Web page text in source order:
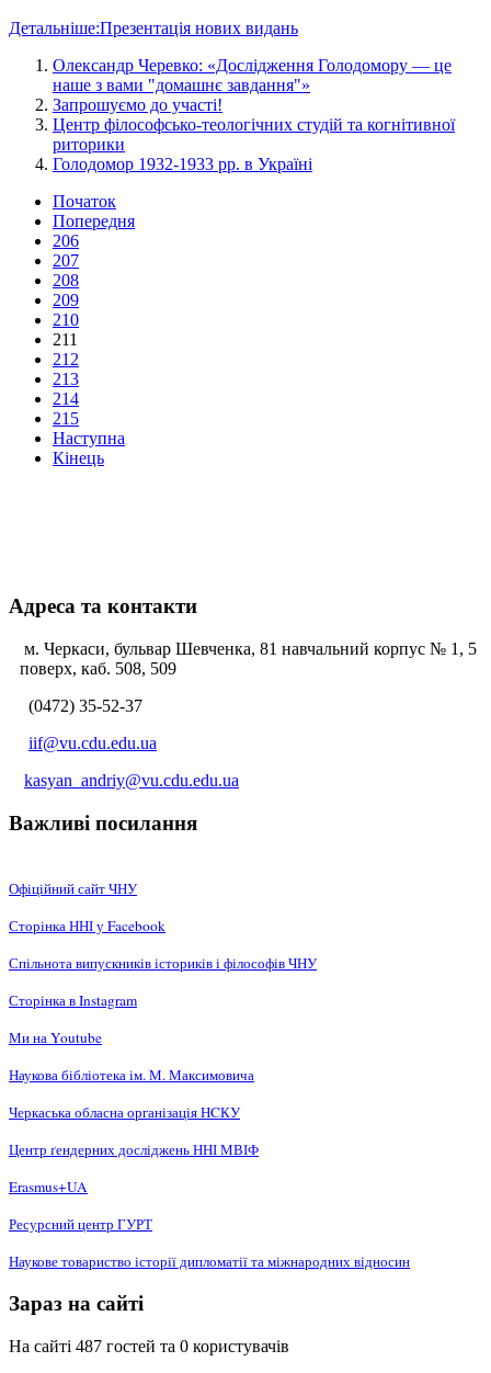
Детальніше:Презентація нових видань
Олександр Черевко: «Дослідження Голодомору — це
наше з вами "домашнє завдання"»
Запрошуємо до участі!
Центр філософсько-теологічних студій та когнітивної
риторики
Голодомор 1932-1933 рр. в Україні
Початок
Попередня
206
207
208
209
210
211
212
213
214
215
Наступна
Кінець
Адреса та контакти
м. Черкаси, бульвар Шевченка, 81 навчальний корпус № 1, 5
поверх, каб. 508, 509
(0472) 35-52-37
iif@vu.cdu.edu.ua
kasyan_andriy@vu.cdu.edu.ua
Важливі посилання
Офіційний сайт ЧНУ
Сторінка ННІ у Facebook
Спільнота випускників істориків і філософів ЧНУ
Сторінка в Instagram
Ми на Youtube
Наукова бібліотека ім. М. Максимовича
Черкаська обласна організація НCКУ
Центр ґендерних досліджень ННІ МВІФ
Erasmus+UA
Ресурсний центр ГУРТ
Наукове товариство історії дипломатії та міжнародних відносин
Зараз на сайті
На сайті 487 гостей та 0 користувачів